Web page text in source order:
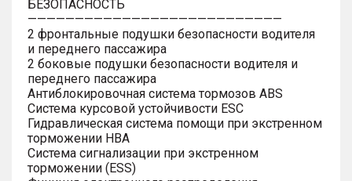
БЕЗОПАСНОСТЬ
———————————————————————————
2 фронтальные подушки безопасности водителя
и переднего пассажира
2 боковые подушки безопасности водителя и
переднего пассажира
Антиблокировочная система тормозов ABS
Система курсовой устойчивости ESC
Гидравлическая система помощи при экстренном
торможении HBA
Система сигнализации при экстренном
торможении (ESS)